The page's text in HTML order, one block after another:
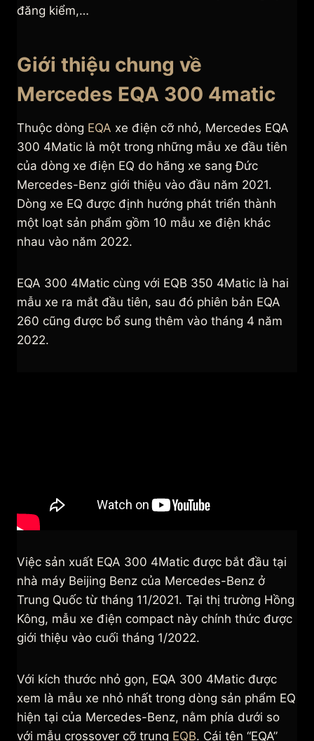
đăng kiểm,…
Giới thiệu chung về
Mercedes EQA 300 4matic
Thuộc dòng EQA xe điện cỡ nhỏ, Mercedes EQA
300 4Matic là một trong những mẫu xe đầu tiên
của dòng xe điện EQ do hãng xe sang Đức
Mercedes-Benz giới thiệu vào đầu năm 2021.
Dòng xe EQ được định hướng phát triển thành
một loạt sản phẩm gồm 10 mẫu xe điện khác
nhau vào năm 2022.
EQA 300 4Matic cùng với EQB 350 4Matic là hai
mẫu xe ra mắt đầu tiên, sau đó phiên bản EQA
260 cũng được bổ sung thêm vào tháng 4 năm
2022.
Việc sản xuất EQA 300 4Matic được bắt đầu tại
nhà máy Beijing Benz của Mercedes-Benz ở
Trung Quốc từ tháng 11/2021. Tại thị trường Hồng
Kông, mẫu xe điện compact này chính thức được
giới thiệu vào cuối tháng 1/2022.
Với kích thước nhỏ gọn, EQA 300 4Matic được
xem là mẫu xe nhỏ nhất trong dòng sản phẩm EQ
hiện tại của Mercedes-Benz, nằm phía dưới so
với mẫu crossover cỡ trung EQB. Cái tên “EQA”